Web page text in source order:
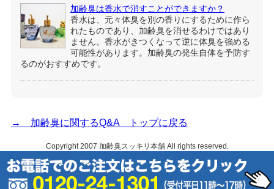
加齢臭は香水で消すことができますか？
香水は、元々体臭を別の香りにするために作ら
れたものであり、加齢臭を消せるわけではあり
ません。香水がきつくなって逆に体臭を強める
可能性があります。加齢臭の発生自体を予防す
るのがおすすめです。
→ 加齢臭に関するQ&A トップに戻る
Copyright 2007 加齢臭スッキリ本舗All rights reserved.